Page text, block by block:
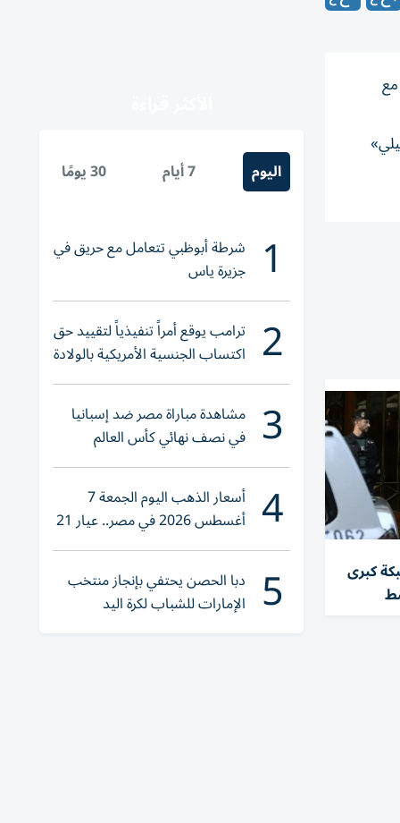
كبرى
اليوم 7 أيام 30 يومًا
1 شرطة أبوظبي تتعامل مع حريق في
جزيرة ياس
2 ترامب يوقع أمراً تنفيذياً لتقييد حق
اكتساب الجنسية الأمريكية بالولادة
3 مشاهدة مباراة مصر ضد إسبانيا
في نصف نهائي كأس العالم
لناشئات اليد 2026
4 أسعار الذهب اليوم الجمعة 7
أغسطس 2026 في مصر.. عيار 21
يقترب من هذا الرقم
5 دبا الحصن يحتفي بإنجاز منتخب
الإمارات للشباب لكرة اليد